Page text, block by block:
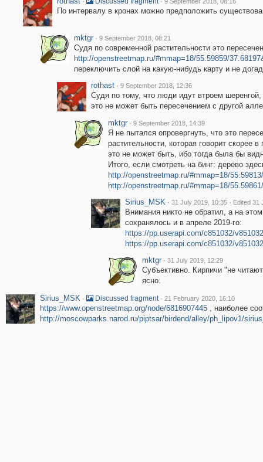
По интервалу в кронах можно предположить
mktgr · 9 September 2018, 08:21
Судя по современной растительности это
http://openstreetmap.ru/#mmap=18/55.59859/
переключить слой на какую-нибудь карту и не
rothast · 9 September 2018, 12:36
Судя по тому, что люди идут втроем
это не может быть пересечением с другой
mktgr · 9 September 2018, 14:39
Я не пытался опровергнуть, что это
растительности, которая говорит скорее
это не может быть, ибо тогда была бы
Итого, если смотреть на бинг: дерево
http://openstreetmap.ru/#mmap=18/
http://openstreetmap.ru/#mmap=18/
Sirius_MSK · 31 July 2019, 10:35 · Edited 31
Внимания никто не обратил, а на
сохранялось и в апреле 2019-го:
https://pp.userapi.com/c851032/
https://pp.userapi.com/c851032/
mktgr · 31 July 2019, 12:29
Субъективно. Кирпичи "не
ясно.
Sirius_MSK · Discussed fragment · 21 February 2020, 16:10
https://www.openstreetmap.org/node/6816907445, наиболее
http://moscowparks.narod.ru/piptsar/birdend/alley/ph_lipov1/